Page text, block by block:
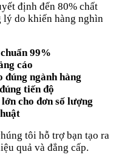
định đến 80% chất
lý do khiến hàng nghìn
99%
cáo
ngành hàng
tiến độ
cho đơn số lượng
tôi hỗ trợ bạn tạo ra
quả và đẳng cấp.